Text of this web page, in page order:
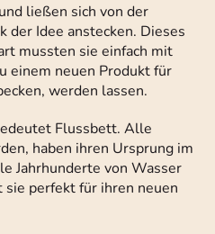
ließen sich von der
Idee anstecken. Dieses
mussten sie einfach mit
einem neuen Produkt für
werden lassen.
Flussbett. Alle
haben ihren Ursprung im
Jahrhunderte von Wasser
sie perfekt für ihren neuen